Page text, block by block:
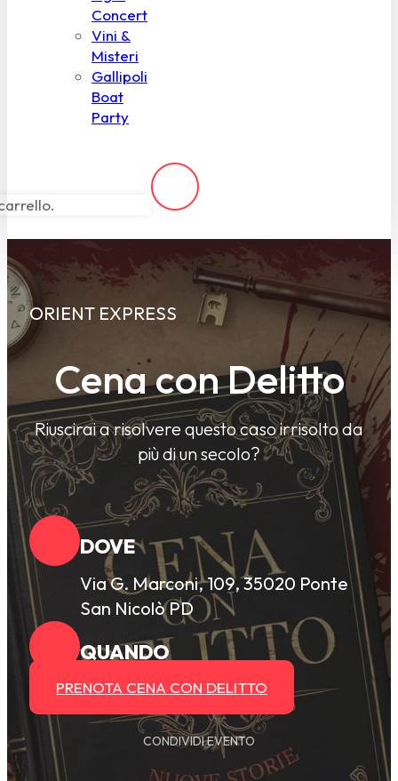
Concert
Vini &
Misteri
Gallipoli
Boat
Party
ORIENT EXPRESS
Cena con Delitto
Riuscirai a risolvere questo caso irrisolto da
più di un secolo?
DOVE
Via G. Marconi, 109, 35020 Ponte
San Nicolò PD
QUANDO
PRENOTA CENA CON DELITTO
CONDIVIDI EVENTO